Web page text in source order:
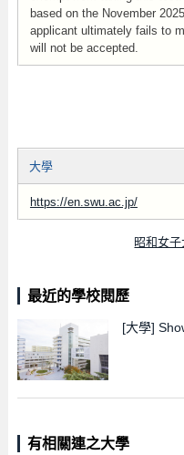
based on the November
applicant ultimately fails to
will not be accepted.
大學
https://en.swu.ac.jp/
昭和女
最近的學校閱歷
[大學]
有相關連之大學